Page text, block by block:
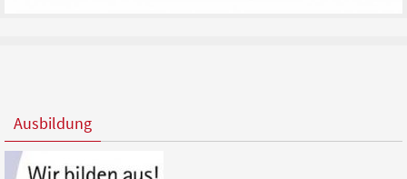
Ausbildung